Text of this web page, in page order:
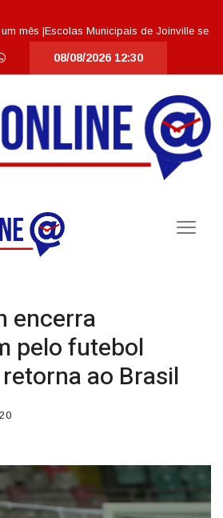
| Escolas Municipais de Joinville se
08/08/2026 12:30
encerra
pelo futebol
ao Brasil